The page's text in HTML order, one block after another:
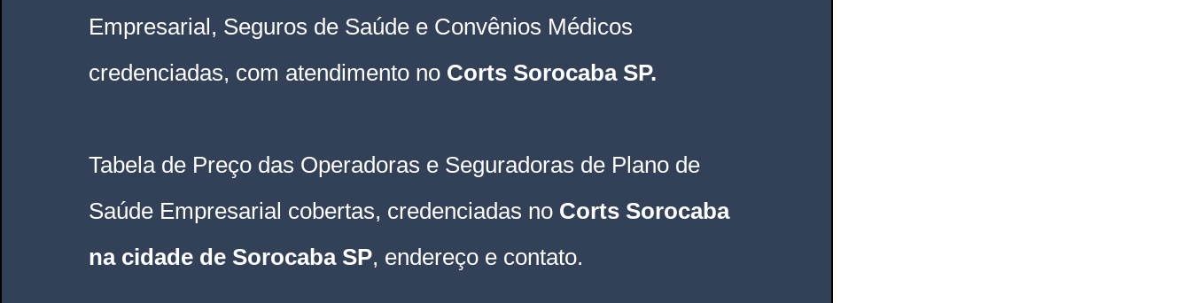
Empresarial, Seguros de Saúde e Convênios Médicos
credenciadas, com atendimento no Corts Sorocaba SP.
Tabela de Preço das Operadoras e Seguradoras de Plano de
Saúde Empresarial cobertas, credenciadas no Corts Sorocaba
na cidade de Sorocaba SP, endereço e contato.